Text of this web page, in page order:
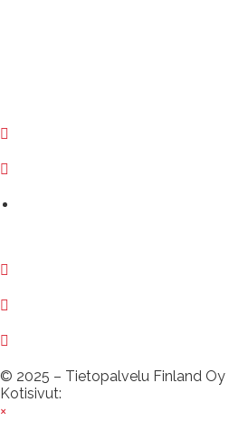
© 2025 – Tietopalvelu Finland Oy |
Kotisivut:
×